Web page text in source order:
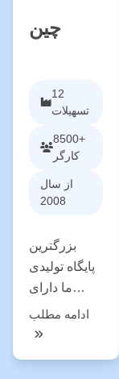
چین
12
تسهیلات
8500+
کارگر
از سال
2008
بزرگترین
پایگاه تولیدی
ما دارای
قابلیت های
گسترده در
ادامه مطلب